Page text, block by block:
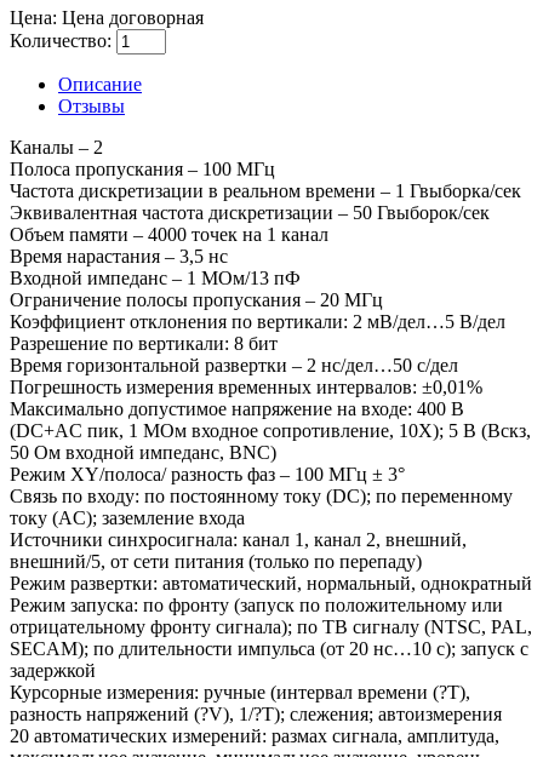
Цена: Цена договорная
Количество:
Описание
Отзывы
Каналы – 2
Полоса пропускания – 100 МГц
Частота дискретизации в реальном времени – 1 Гвыборка/сек
Эквивалентная частота дискретизации – 50 Гвыборок/сек
Объем памяти – 4000 точек на 1 канал
Время нарастания – 3,5 нс
Входной импеданс – 1 МОм/13 пФ
Ограничение полосы пропускания – 20 МГц
Коэффициент отклонения по вертикали: 2 мВ/дел…5 В/дел
Разрешение по вертикали: 8 бит
Время горизонтальной развертки – 2 нс/дел…50 с/дел
Погрешность измерения временных интервалов: ±0,01%
Максимально допустимое напряжение на входе: 400 В
(DC+AC пик, 1 МОм входное сопротивление, 10Х); 5 В (Вскз,
50 Ом входной импеданс, BNC)
Режим XY/полоса/ разность фаз – 100 МГц ± 3°
Связь по входу: по постоянному току (DC); по переменному
току (AC); заземление входа
Источники синхросигнала: канал 1, канал 2, внешний,
внешний/5, от сети питания (только по перепаду)
Режим развертки: автоматический, нормальный, однократный
Режим запуска: по фронту (запуск по положительному или
отрицательному фронту сигнала); по ТВ сигналу (NTSC, PAL,
SECAM); по длительности импульса (от 20 нс…10 с); запуск с
задержкой
Курсорные измерения: ручные (интервал времени (?T),
разность напряжений (?V), 1/?T); слежения; автоизмерения
20 автоматических измерений: размах сигнала, амплитуда,